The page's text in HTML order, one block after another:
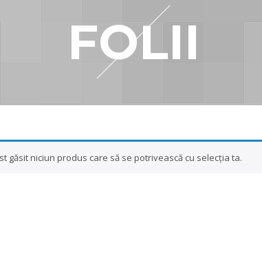
FOLII
găsit niciun produs care să se potrivească cu selecția ta.